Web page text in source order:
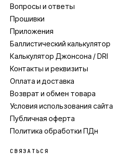
Вопросы и ответы
Прошивки
Приложения
Баллистический калькулятор
Калькулятор Джонсона / DRI
Контакты и реквизиты
Оплата и доставка
Возврат и обмен товара
Условия использования сайта
Публичная оферта
Политика обработки ПДн
СВЯЗАТЬСЯ